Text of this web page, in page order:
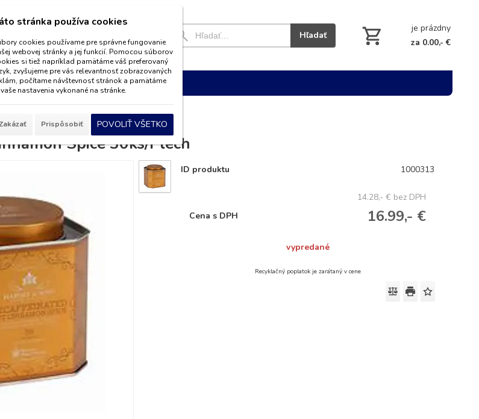
nad 39€
ZADARMO Hľadať
je prázdny
za 0.00,- €
Spice 30ks/Plech
ID produktu 1000313
14.28,- € bez DPH
16.99,- €
Cena s DPH
vypredané
Recyklačný poplatok je zarátaný v cene
stránka používa cookies
cookies používame pre správne fungovanie
webovej stránky a jej funkcií. Pomocou súborov
si tiež napríklad pamätáme váš preferovaný
zvyšujeme pre vás relevantnosť zobrazovaných
počítame návštevnosť stránok a pamätáme
nastavenia vykonané na stránke.
Prispôsobiť POVOLIŤ VŠETKO